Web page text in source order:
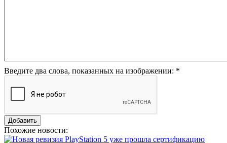
Введите два слова, показанных на изображении: *
Похожие новости: